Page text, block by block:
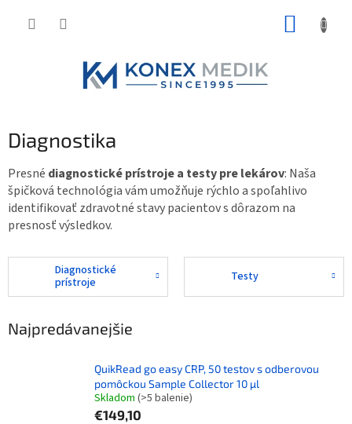
Diagnostika
Presné diagnostické prístroje a testy pre lekárov: Naša
špičková technológia vám umožňuje rýchlo a spoľahlivo
identifikovať zdravotné stavy pacientov s dôrazom na
presnosť výsledkov.
Diagnostické
prístroje
Testy
Najpredávanejšie
QuikRead go easy CRP, 50 testov s odberovou
pomôckou Sample Collector 10 µl
Skladom (>5 balenie)
€149,10